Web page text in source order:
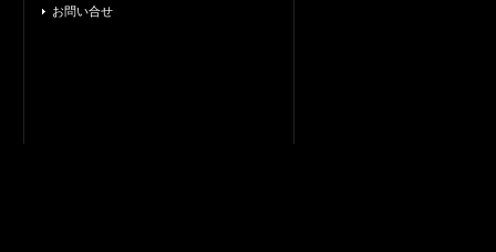
お問い合せ